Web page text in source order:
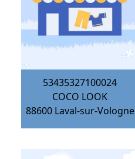
53435327100024
COCO LOOK
88600 Laval-sur-Vologne